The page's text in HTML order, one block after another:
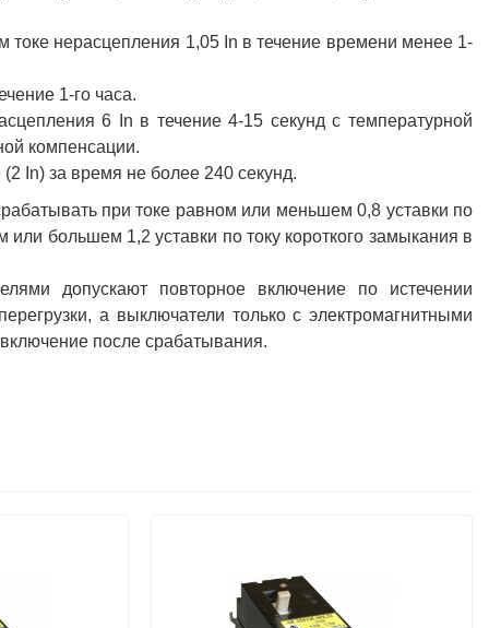
токе нерасцепления 1,05 In в течение времени менее 1-
1-го часа.
6 In в течение 4-15 секунд с температурной
компенсации.
In) за время не более 240 секунд.
при токе равном или меньшем 0,8 уставки по
большем 1,2 уставки по току короткого замыкания в
допускают повторное включение по истечении
а выключатели только с электромагнитными
после срабатывания.